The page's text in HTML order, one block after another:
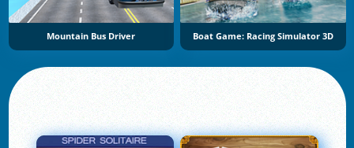
Mountain Bus Driver Boat Game: Racing Simulator 3D